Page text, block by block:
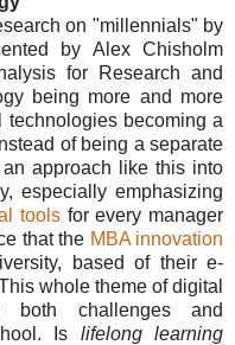
on "millennials" by
by Alex Chisholm
for Research and
being more and more
becoming a
of being a separate
approach like this into
especially emphasizing
tools for every manager
that the MBA innovation
based of their e-
whole theme of digital
both challenges and
Is lifelong learning